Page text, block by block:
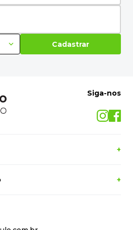
Cadastrar
Siga-nos
+
+